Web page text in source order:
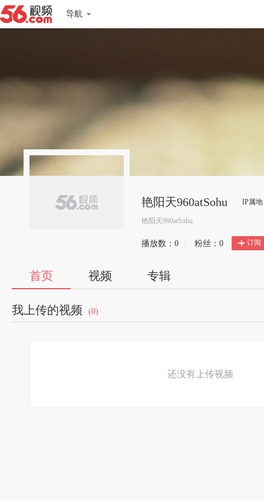
导航
艳阳天960atSohu IP属
艳阳天960atSohu
播放数： 0 粉丝： 0 订阅
首页 视频 专辑
我上传的视频 (0)
还没有上传视频